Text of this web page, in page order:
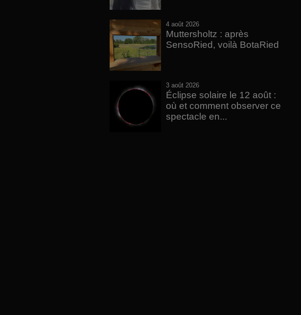
4 août 2026
Muttersholtz : après
SensoRied, voilà BotaRied
3 août 2026
Éclipse solaire le 12 août :
où et comment observer ce
spectacle en...